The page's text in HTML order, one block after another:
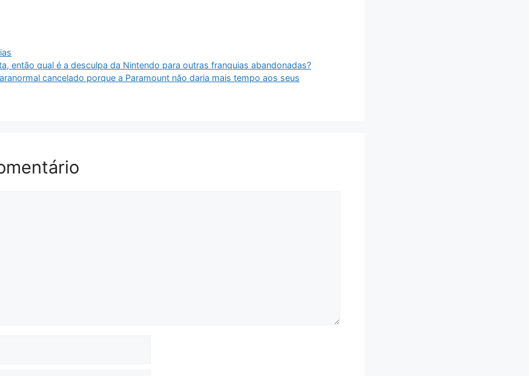
então qual é a desculpa da Nintendo para outras franquias abandonadas?
cancelado porque a Paramount não daria mais tempo aos seus